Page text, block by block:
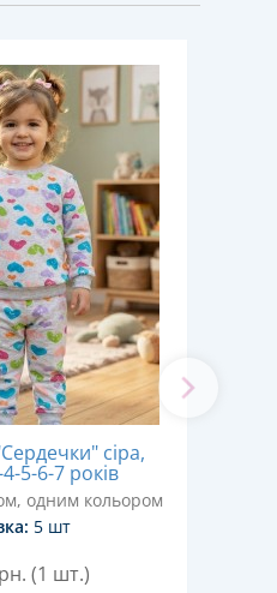
сіра,
5-6-7 років
одним кольором
5 шт
(1 шт.)